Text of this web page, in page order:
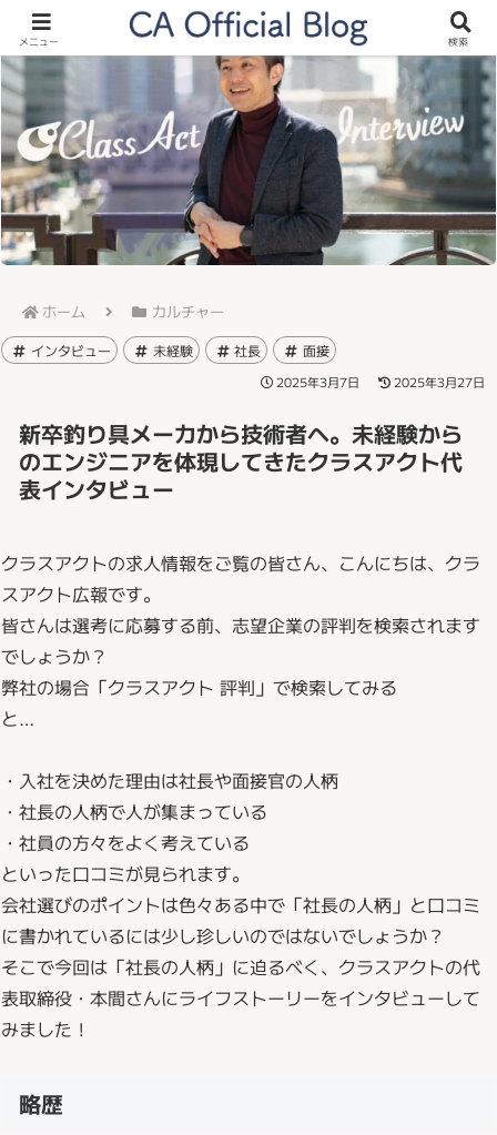
ホーム カルチャー
インタビュー 未経験 社長 面接
2025年3月7日 2025年3月27日
新卒釣り具メーカから技術者へ。未経験から
のエンジニアを体現してきたクラスアクト代
表インタビュー
クラスアクトの求人情報をご覧の皆さん、こんにちは、クラ
スアクト広報です。
皆さんは選考に応募する前、志望企業の評判を検索されます
でしょうか？
弊社の場合「クラスアクト 評判」で検索してみる
と…
・入社を決めた理由は社長や面接官の人柄
・社長の人柄で人が集まっている
・社員の方々をよく考えている
といった口コミが見られます。
会社選びのポイントは色々ある中で「社長の人柄」と口コミ
に書かれているには少し珍しいのではないでしょうか？
そこで今回は「社長の人柄」に迫るべく、クラスアクトの代
表取締役・本間さんにライフストーリーをインタビューして
みました！
略歴
メニュー 検索